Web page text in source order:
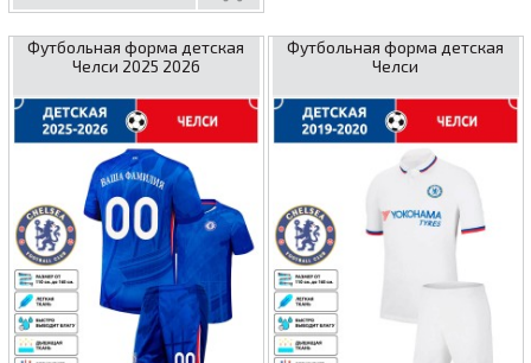
Футбольная форма детская
Челси 2025 2026
Футбольная форма детская
Челси